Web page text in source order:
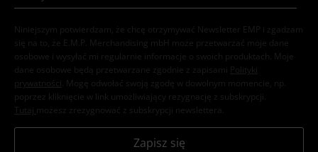
Niniejszym potwierdzam, że chcę otrzymywać Newsletter EMP i zgadzam
się na to, że E.M.P. Merchandising mbH może przetwarzać moje dane
osobowe i wysyłać mi regularnie informacje o swoich produktach. Moje
dane osobowe będą przetwarzane zgodnie z zapisami
Polityki
prywatności . Mogę odwołać swoją zgodę w dowolnym momencie, np.
poprzez kliknięcie w link umożliwiający rezygnację z subskrypcji.
Tutaj możesz zrezygnować z subskrypcji newslettera.
Zapisz się